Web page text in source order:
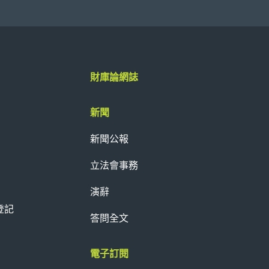
記
財庫論網誌
新聞
新聞公報
立法會事務
演辭
答問全文
電子訂閱